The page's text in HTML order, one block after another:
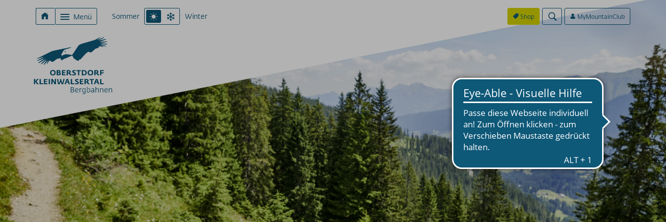
Menü Sommer Winter Shop MyMountainClub